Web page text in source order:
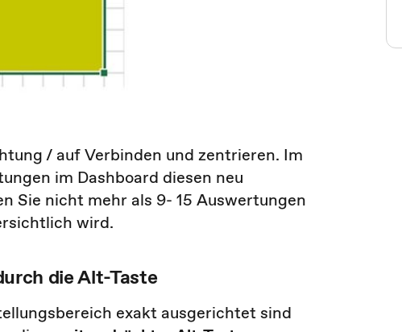
/ auf Verbinden und zentrieren. Im
im Dashboard diesen neu
Sie nicht mehr als 9- 15 Auswertungen
wird.
die Alt-Taste
exakt ausgerichtet sind